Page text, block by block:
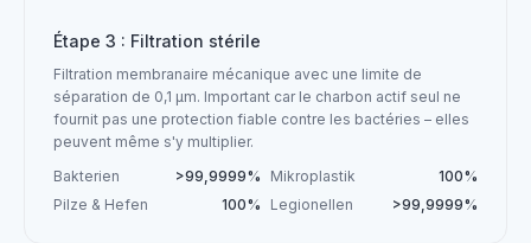
Étape 3 : Filtration stérile
Filtration membranaire mécanique avec une limite de
séparation de 0,1 µm. Important car le charbon actif seul ne
fournit pas une protection fiable contre les bactéries – elles
peuvent même s'y multiplier.
Bakterien
>99,9999% Mikroplastik
100%
Pilze & Hefen
100% Legionellen >99,9999%